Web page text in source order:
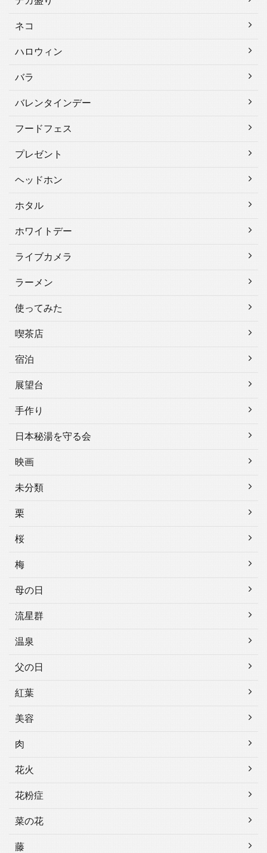
ネコ
ハロウィン
バラ
バレンタインデー
フードフェス
プレゼント
ヘッドホン
ホタル
ホワイトデー
ライブカメラ
ラーメン
使ってみた
喫茶店
宿泊
展望台
手作り
日本秘湯を守る会
映画
未分類
栗
桜
梅
母の日
流星群
温泉
父の日
紅葉
美容
肉
花火
花粉症
菜の花
藤